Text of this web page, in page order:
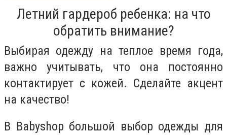
Летний гардероб ребенка: на что
обратить внимание?
Выбирая одежду на теплое время года,
важно учитывать, что она постоянно
контактирует с кожей. Сделайте акцент
на качество!
В Babyshop большой выбор одежды для